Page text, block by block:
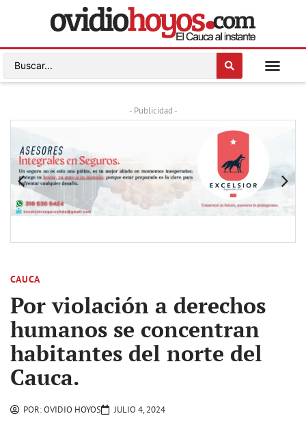
- Publicidad -
CAUCA
Por violación a derechos
humanos se concentran
habitantes del norte del
Cauca.
POR:OVIDIO HOYOS JULIO 4, 2024